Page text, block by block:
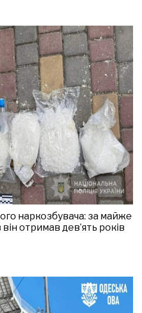
наркозбувача: за майже
отримав дев’ять років